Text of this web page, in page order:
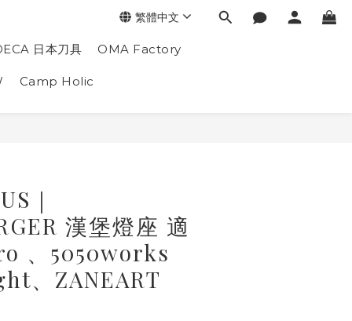
日本刀具 OMA Factory
Camp Holic
繁體中文
｜
漢堡燈座 適
、5050works
、ZANEART